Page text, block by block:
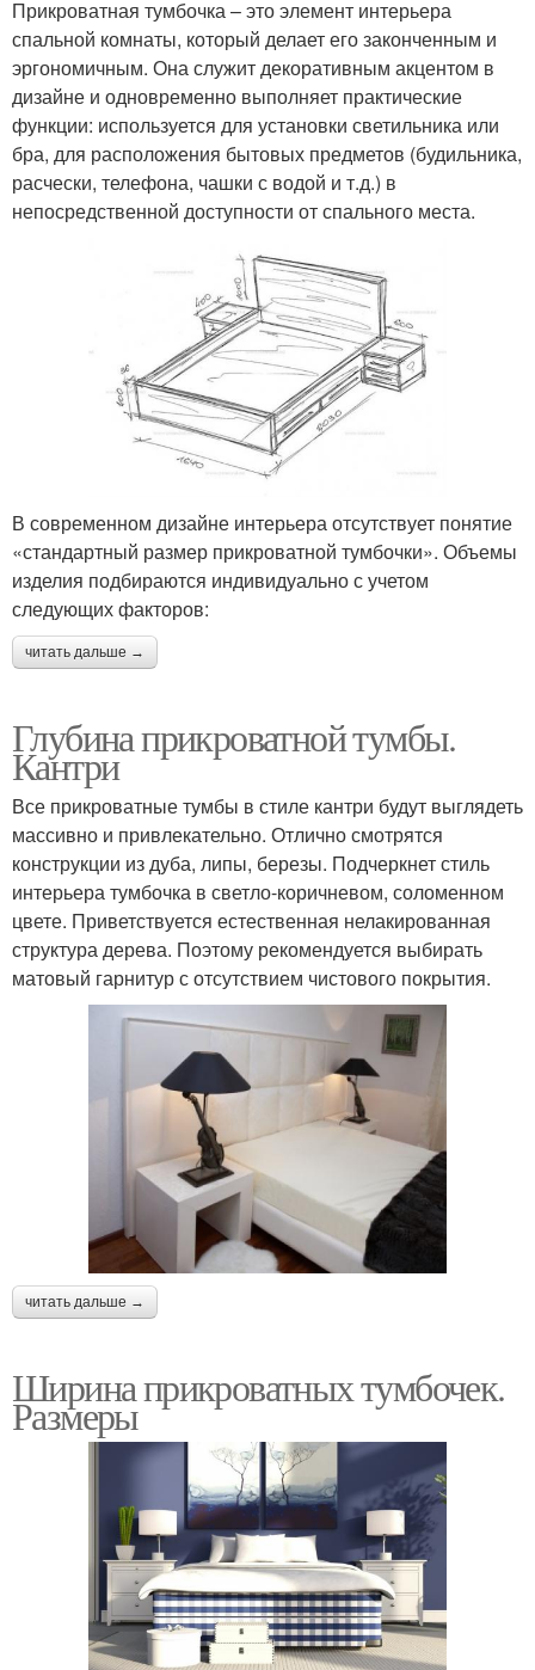
Прикроватная тумбочка – это элемент интерьера
спальной комнаты, который делает его законченным и
эргономичным. Она служит декоративным акцентом в
дизайне и одновременно выполняет практические
функции: используется для установки светильника или
бра, для расположения бытовых предметов (будильника,
расчески, телефона, чашки с водой и т.д.) в
непосредственной доступности от спального места.
В современном дизайне интерьера отсутствует понятие
«стандартный размер прикроватной тумбочки». Объемы
изделия подбираются индивидуально с учетом
следующих факторов:
читать дальше →
Глубина прикроватной тумбы.
Кантри
Все прикроватные тумбы в стиле кантри будут выглядеть
массивно и привлекательно. Отлично смотрятся
конструкции из дуба, липы, березы. Подчеркнет стиль
интерьера тумбочка в светло-коричневом, соломенном
цвете. Приветствуется естественная нелакированная
структура дерева. Поэтому рекомендуется выбирать
матовый гарнитур с отсутствием чистового покрытия.
читать дальше →
Ширина прикроватных тумбочек.
Размеры